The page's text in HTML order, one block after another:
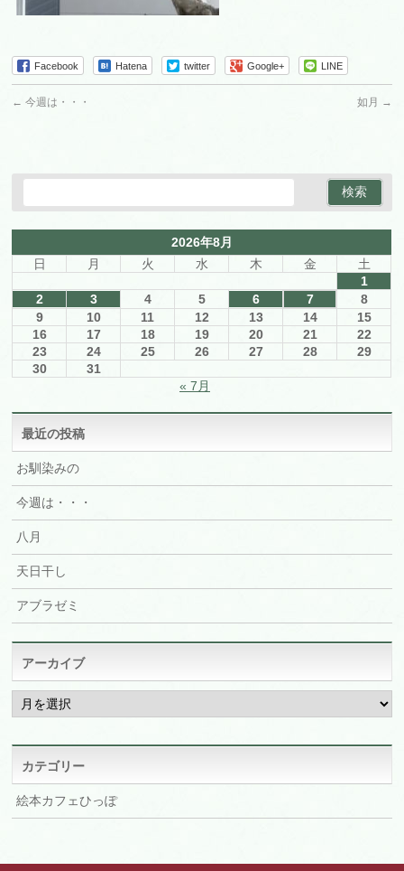
Facebook Hatena twitter Google+ LINE
← 今週は・・・ 如月 →
2026年8月
日
月 火 水 木 金
土
1
2
3 4 5 6 7
8
9
10 11 12 13 14
15
16
17 18 19 20 21
22
23
24 25 26 27 28
29
30
31
« 7月
最近の投稿
お馴染みの
今週は・・・
八月
天日干し
アブラゼミ
アーカイブ
ア
ー
カ
カテゴリー
絵本カフェひっぽ